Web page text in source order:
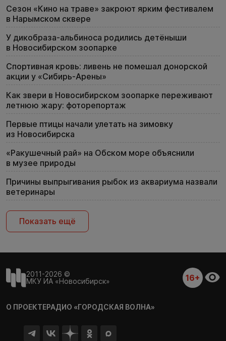
Сезон «Кино на траве» закроют ярким фестивалем
в Нарымском сквере
У дикобраза-альбиноса родились детёныши
в Новосибирском зоопарке
Спортивная кровь: ливень не помешал донорской
акции у «Сибирь-Арены»
Как звери в Новосибирском зоопарке переживают
летнюю жару: фоторепортаж
Первые птицы начали улетать на зимовку
из Новосибирска
«Ракушечный рай» на Обском море объяснили
в музее природы
Причины выпрыгивания рыбок из аквариума назвали
ветеринары
Показать ещё
2011-2026 ©
МКУ ИА «Новосибирск»
16+
О ПРОЕКТЕРАДИО «ГОРОДСКАЯ ВОЛНА»